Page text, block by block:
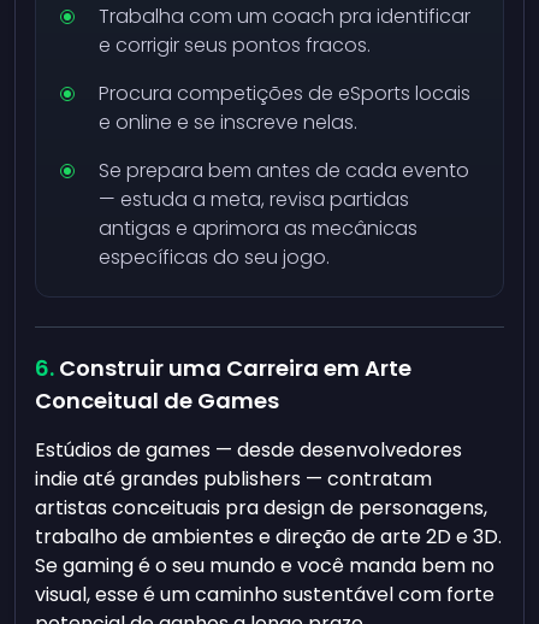
Trabalha com um coach pra identificar
e corrigir seus pontos fracos.
Procura competições de eSports locais
e online e se inscreve nelas.
Se prepara bem antes de cada evento
— estuda a meta, revisa partidas
antigas e aprimora as mecânicas
específicas do seu jogo.
Construir uma Carreira em Arte
Conceitual de Games
Estúdios de games — desde desenvolvedores
indie até grandes publishers — contratam
artistas conceituais pra design de personagens,
trabalho de ambientes e direção de arte 2D e 3D.
Se gaming é o seu mundo e você manda bem no
visual, esse é um caminho sustentável com forte